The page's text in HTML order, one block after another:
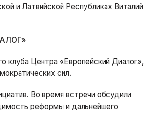
и Латвийской Республиках Виталий
клуба Центра «Европейский Диалог»,
сил.
Во время встречи обсудили
реформы и дальнейшего